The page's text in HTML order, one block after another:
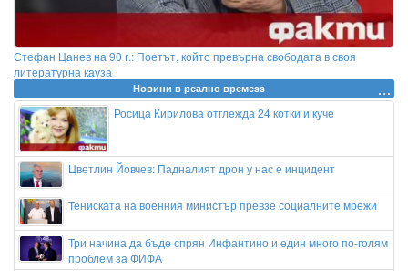
Стефан Цанев на 90 г.: Поетът, който превърна свободата в своя
литературна кауза
Новини в реално времеss
Росица Кирилова отглежда 24 котки и куче
Цветлин Йовчев: Падналият дрон у нас е инцидент
Тениската на военния министър превзе социалните мрежи
Три начина да бъде спрян Инфантино и един много по-голям
проблем за ФИФА